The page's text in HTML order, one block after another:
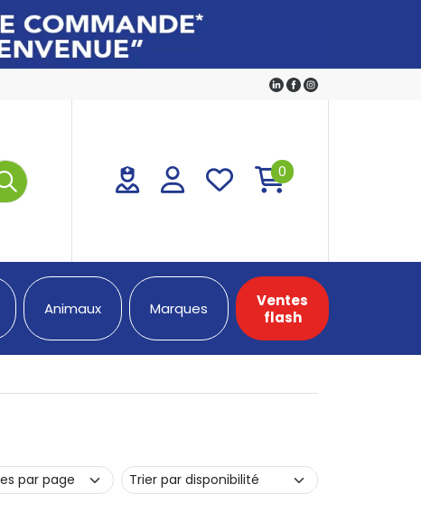
0
Animaux Marques
Ventes
flash